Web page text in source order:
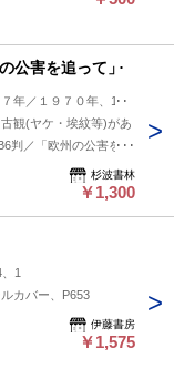
公害を追って」
年／１９７０年、1冊
観(ヤケ・埃紋等)があ
／「欧州の公害を追
杉波書林
￥1,300
1
カバー、P653
伊藤書房
￥1,575